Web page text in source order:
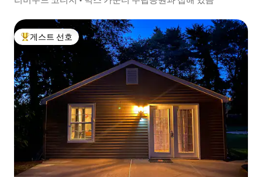
상위 게스트 선호
게스트 선호